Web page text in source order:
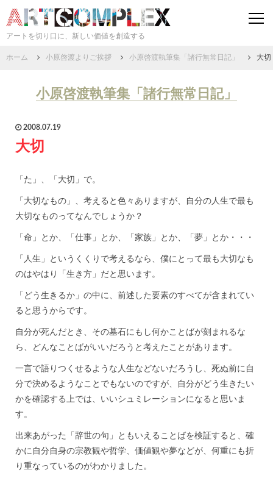
アートを切り口に、新しい価値を創造する
ホーム 小原啓渡よりご挨拶 小原啓渡執筆集「諸行無常日記」 大切
小原啓渡執筆集「諸行無常日記」
2008.07.19
大切
「た」、「大切」で。
「大切なもの」、考えると色々ありますが、自分の人生で最も
大切なものってなんでしょうか？
「命」とか、「仕事」とか、「家族」とか、「夢」とか・・・
「人生」というくくりで考えるなら、僕にとって最も大切なも
のはやはり「生き方」だと思います。
「どう生きるか」の中に、前述した要素のすべてが含まれてい
ると思うからです。
自分が死んだとき、その墓石にもし何かことばが刻まれるな
ら、どんなことばがいいだろうと考えたことがあります。
一言で語りつくせるような人生などないだろうし、死ぬ前に自
分で決めるようなことでもないのですが、自分がどう生きたい
かを確認する上では、いいシュミレーションになると思いま
す。
出来あがった「辞世の句」ともいえることばを検証すると、確
かに自分自身の宗教観や哲学、価値観や夢などが、何重にも折
り重なっているのがわかりました。